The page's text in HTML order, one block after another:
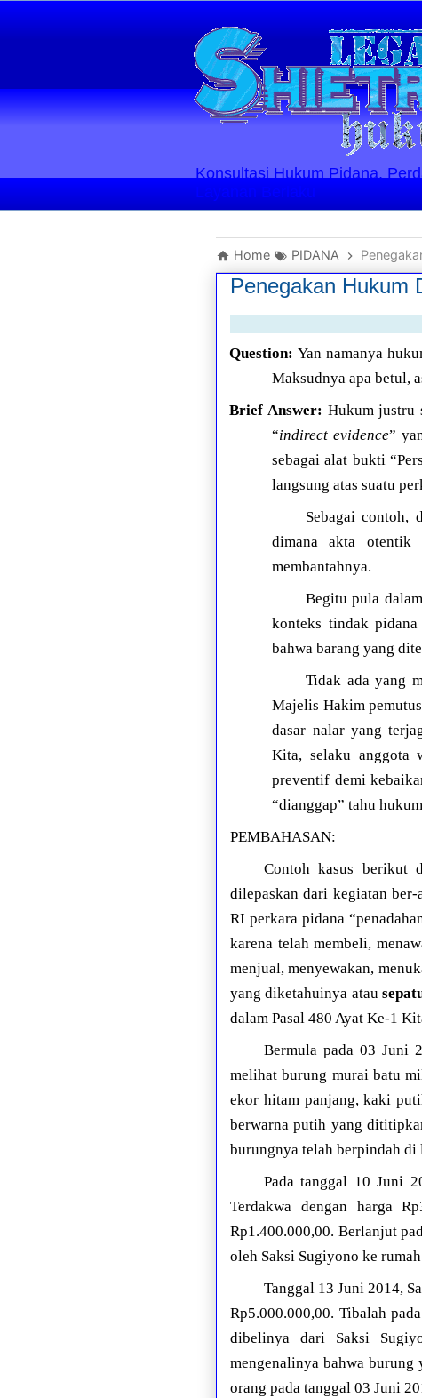
Konsultasi Hukum Pidana,
Layanan Berlaku
Home PIDANA
Penegakan Hukum
Question: Yan namanya
Maksudnya apa betul,
Brief Answer: Hukum justru
“indirect evidence”
sebagai alat bukti
langsung atas suatu
Sebagai contoh,
dimana akta otentik
membantahnya.
Begitu pula
konteks tindak
bahwa barang yang
Tidak ada yang
Majelis Hakim
dasar nalar yang
Kita, selaku anggota
preventif demi
“dianggap” tahu
PEMBAHASAN:
Contoh kasus berikut
dilepaskan dari kegiatan ber-
RI perkara pidana
karena telah membeli,
menjual, menyewakan,
yang diketahuinya atau
dalam Pasal 480 Ayat Ke-1
Bermula pada 03 Juni
melihat burung murai batu
ekor hitam panjang, kaki
berwarna putih yang
burungnya telah berpindah
Pada tanggal 10 Juni
Terdakwa dengan harga
Rp1.400.000,00. Berlanjut
oleh Saksi Sugiyono ke
Tanggal 13 Juni 2014,
Rp5.000.000,00. Tibalah
dibelinya dari Saksi
mengenalinya bahwa
orang pada tanggal 03 Juni